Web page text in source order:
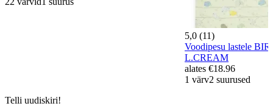
5,0 (11)
Voodipesu lastele
L.CREAM
alates €18.96
1 värv2 suurused
Telli uudiskiri!